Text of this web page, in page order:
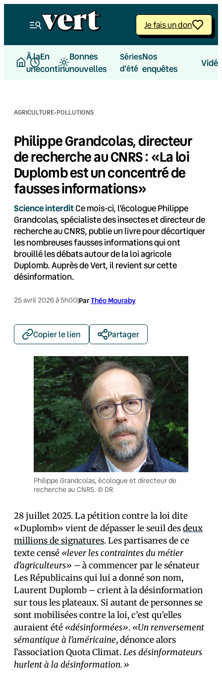
Je fais un don
À la
une
En
continu
Bonnes
nouvelles
Séries
d’été
Nos
enquêtes
AGRICULTURE·POLLUTIONS
Philippe Grandcolas, directeur
de recherche au CNRS : «La loi
Duplomb est un concentré de
fausses informations»
Science interditCe mois-ci, l’écologue Philippe
Grandcolas, spécialiste des insectes et directeur de
recherche au CNRS, publie un livre pour décortiquer
les nombreuses fausses informations qui ont
brouillé les débats autour de la loi agricole
Duplomb. Auprès de Vert, il revient sur cette
désinformation.
25 avril 2026 à 5h00|ParThéo Mouraby
Copier le lien Partager
Philippe Grandcolas, écologue et directeur de
recherche au CNRS. © DR
28 juillet 2025. La pétition contre la loi dite
«Duplomb» vient de dépasser le seuil desdeux
millions de signatures. Les partisan·es de ce
texte censé «lever les contraintes du métier
d’agriculteurs» – à commencer par le sénateur
Les Républicains qui lui a donné son nom,
Laurent Duplomb – crient à la désinformation
sur tous les plateaux. Si autant de personnes se
sont mobilisées contre la loi, c’est qu’elles
auraient été «désinformées». «Un renversement
sémantique à l’américaine, dénonce alors
l’association Quota Climat.Les désinformateurs
hurlent à la désinformation.»